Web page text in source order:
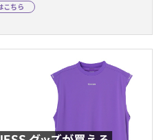
こちら